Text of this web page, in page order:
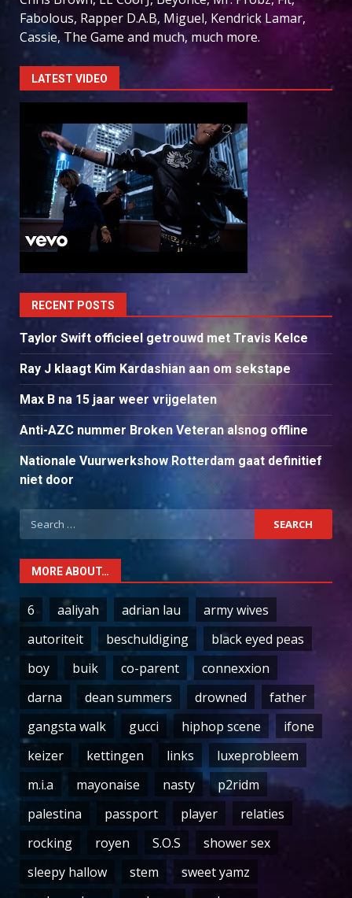
Fabolous, Rapper D.A.B, Miguel, Kendrick Lamar,
Cassie, The Game and much, much more.
LATEST VIDEO
RECENT POSTS
Taylor Swift officieel getrouwd met Travis Kelce
Ray J klaagt Kim Kardashian aan om sekstape
Max B na 15 jaar weer vrijgelaten
Anti-AZC nummer Broken Veteran alsnog offline
Nationale Vuurwerkshow Rotterdam gaat definitief
niet door
Search
for:
MORE ABOUT…
6 aaliyah adrian lau
army wives
autoriteit
beschuldiging
black eyed peas
boy
buik co-parent
connexxion
darna
dean summers drowned
father
gangsta walk
gucci hiphop scene
ifone
keizer
kettingen links
luxeprobleem
m.i.a
mayonaise nasty
p2ridm
palestina
passport player
relaties
rocking
royen S.O.S
shower sex
sleepy hallow
stem
sweet yamz